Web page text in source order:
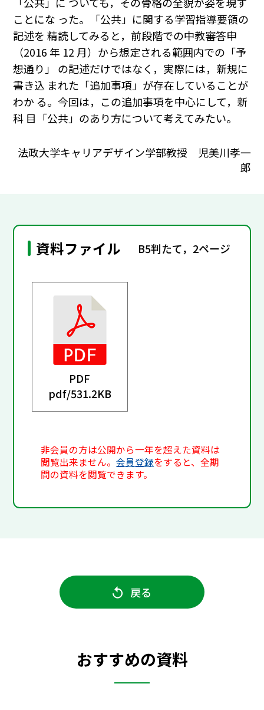
ことにな った。「公共」に関する学習指導要領の
記述を 精読してみると，前段階での中教審答申
（2016 年 12 月）から想定される範囲内での「予
想通り」 の記述だけではなく，実際には，新規に
書き込 まれた「追加事項」が存在していることが
わか る。今回は，この追加事項を中心にして，新
科 目「公共」のあり方について考えてみたい。
法政大学キャリアデザイン学部教授 児美川孝一
郎
資料ファイル B5判たて，2ページ
PDF
pdf/531.2KB
非会員の方は公開から一年を超えた資料は
閲覧出来ません。会員登録をすると、全期
間の資料を閲覧できます。
戻る
おすすめの資料